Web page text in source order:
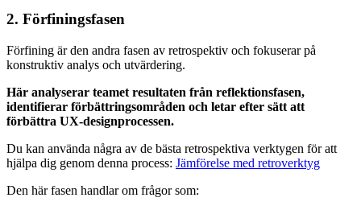
2. Förfiningsfasen
Förfining är den andra fasen av retrospektiv och fokuserar på
konstruktiv analys och utvärdering.
Här analyserar teamet resultaten från reflektionsfasen,
identifierar förbättringsområden och letar efter sätt att
förbättra UX-designprocessen.
Du kan använda några av de bästa retrospektiva verktygen för att
hjälpa dig genom denna process: Jämförelse med retroverktyg
Den här fasen handlar om frågor som: